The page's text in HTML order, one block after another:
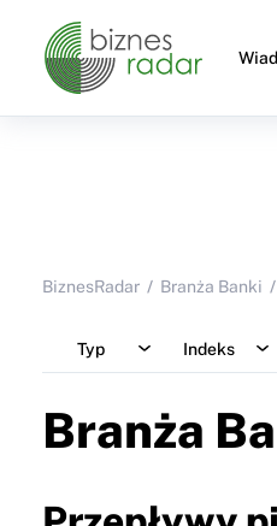
BiznesRadar Branża Banki
Typ Indeks
Branża